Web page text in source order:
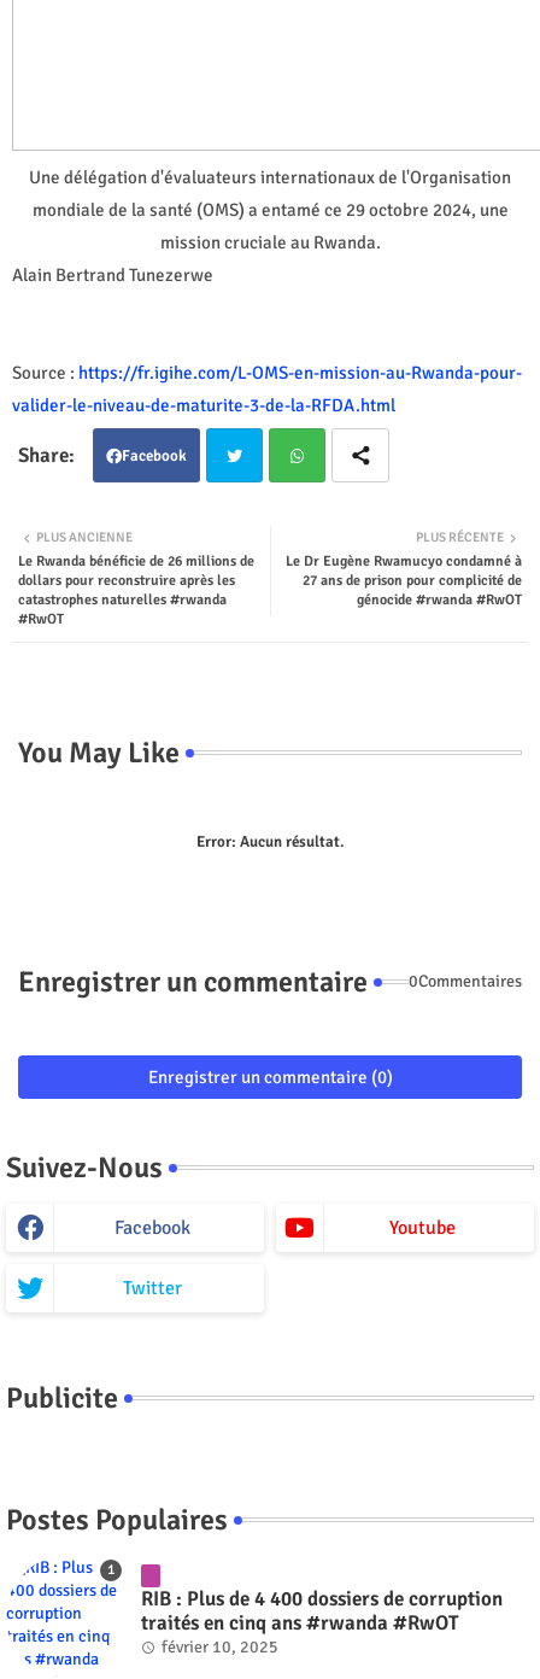
Une délégation d'évaluateurs internationaux de l'Organisation
mondiale de la santé (OMS) a entamé ce 29 octobre 2024, une
mission cruciale au Rwanda.
Alain Bertrand Tunezerwe
Source : https://fr.igihe.com/L-OMS-en-mission-au-Rwanda-pour-
valider-le-niveau-de-maturite-3-de-la-RFDA.html
Facebook
ter tsap
PLUS RÉCENTE
Le Dr Eugène Rwamucyo condamné à
27 ans de prison pour complicité de
génocide #rwanda #RwOT
PLUS ANCIENNE
Le Rwanda bénéficie de 26 millions de
dollars pour reconstruire après les
catastrophes naturelles #rwanda
#RwOT
You May Like
Error: Aucun résultat.
Enregistrer un commentaire 0Commentaires
Enregistrer un commentaire (0)
Suivez-Nous
Facebook Youtube
Twitter
Publicite
Postes Populaires
RIB : Plus de 4 400 dossiers de corruption
traités en cinq ans #rwanda #RwOT
février 10, 2025